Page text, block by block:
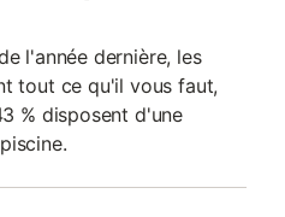
l'année dernière, les
tout ce qu'il vous faut,
% disposent d'une